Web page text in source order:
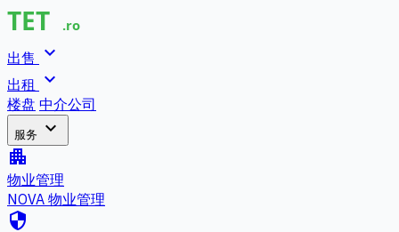
出售 expand_more
出租 expand_more
楼盘 中介公司
服务 expand_more
apartment
物业管理
NOVA 物业管理
security